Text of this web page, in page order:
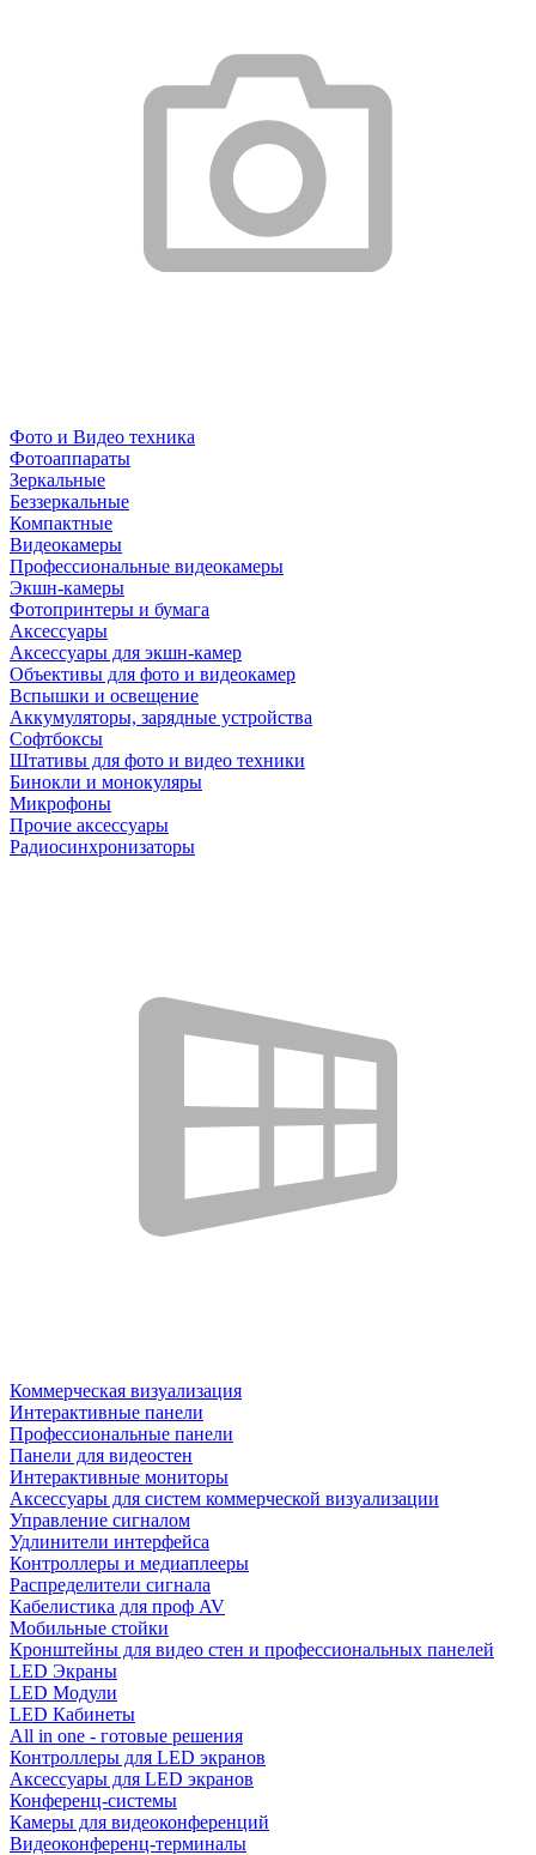
Фото и Видео техника
Фотоаппараты
Зеркальные
Беззеркальные
Компактные
Видеокамеры
Профессиональные видеокамеры
Экшн-камеры
Фотопринтеры и бумага
Аксессуары
Аксессуары для экшн-камер
Объективы для фото и видеокамер
Вспышки и освещение
Аккумуляторы, зарядные устройства
Софтбоксы
Штативы для фото и видео техники
Бинокли и монокуляры
Микрофоны
Прочие аксессуары
Радиосинхронизаторы
Коммерческая визуализация
Интерактивные панели
Профессиональные панели
Панели для видеостен
Интерактивные мониторы
Аксессуары для систем коммерческой визуализации
Управление сигналом
Удлинители интерфейса
Контроллеры и медиаплееры
Распределители сигнала
Кабелистика для проф AV
Мобильные стойки
Кронштейны для видео стен и профессиональных панелей
LED Экраны
LED Модули
LED Кабинеты
All in one - готовые решения
Контроллеры для LED экранов
Аксессуары для LED экранов
Конференц-системы
Камеры для видеоконференций
Видеоконференц-терминалы